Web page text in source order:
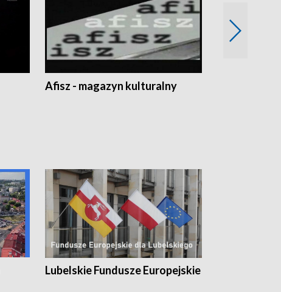
Afisz - magazyn kulturalny
Lubelskie Fundusze Europejskie